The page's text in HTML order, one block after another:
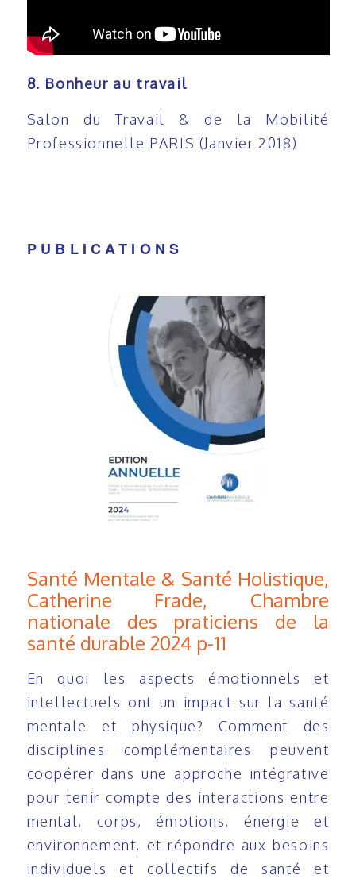
8. Bonheur au travail
Salon du Travail & de la Mobilité
Professionnelle PARIS (Janvier 2018)
PUBLICATIONS
Santé Mentale & Santé Holistique,
Catherine Frade, Chambre
nationale des praticiens de la
santé durable 2024 p-11
En quoi les aspects émotionnels et
intellectuels ont un impact sur la santé
mentale et physique? Comment des
disciplines complémentaires peuvent
coopérer dans une approche intégrative
pour tenir compte des interactions entre
mental, corps, émotions, énergie et
environnement, et répondre aux besoins
individuels et collectifs de santé et